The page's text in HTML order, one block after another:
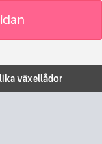
växellådor